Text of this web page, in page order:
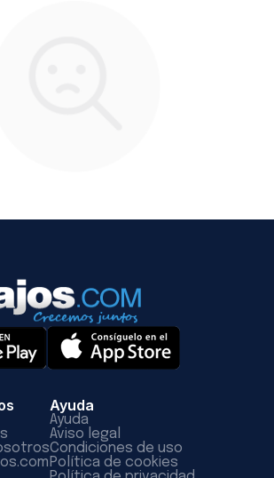
Ayuda
Ayuda
Aviso legal
Condiciones de uso
Política de cookies